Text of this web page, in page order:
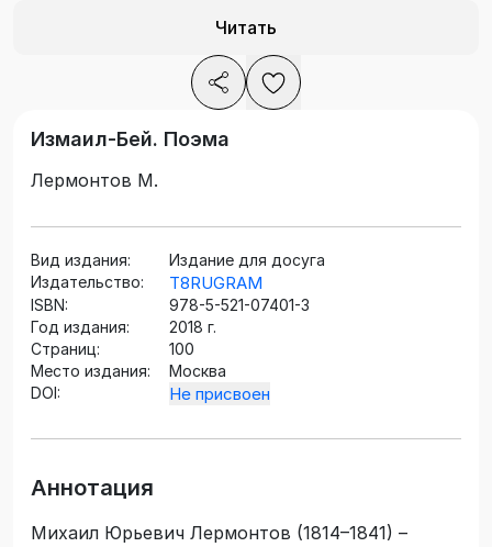
Читать
Измаил-Бей. Поэма
Лермонтов М.
Вид издания:
Издание для досуга
Издательство:
T8RUGRAM
ISBN:
978-5-521-07401-3
Год издания:
2018 г.
Страниц:
100
Место издания:
Москва
DOI:
Не присвоен
Аннотация
Михаил Юрьевич Лермонтов (1814–1841) –